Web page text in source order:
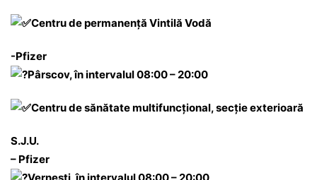
Centru de permanență Vintilă Vodă
-Pfizer
Pârscov, în intervalul 08:00 – 20:00
Centru de sănătate multifuncțional, secție exterioară
S.J.U.
– Pfizer